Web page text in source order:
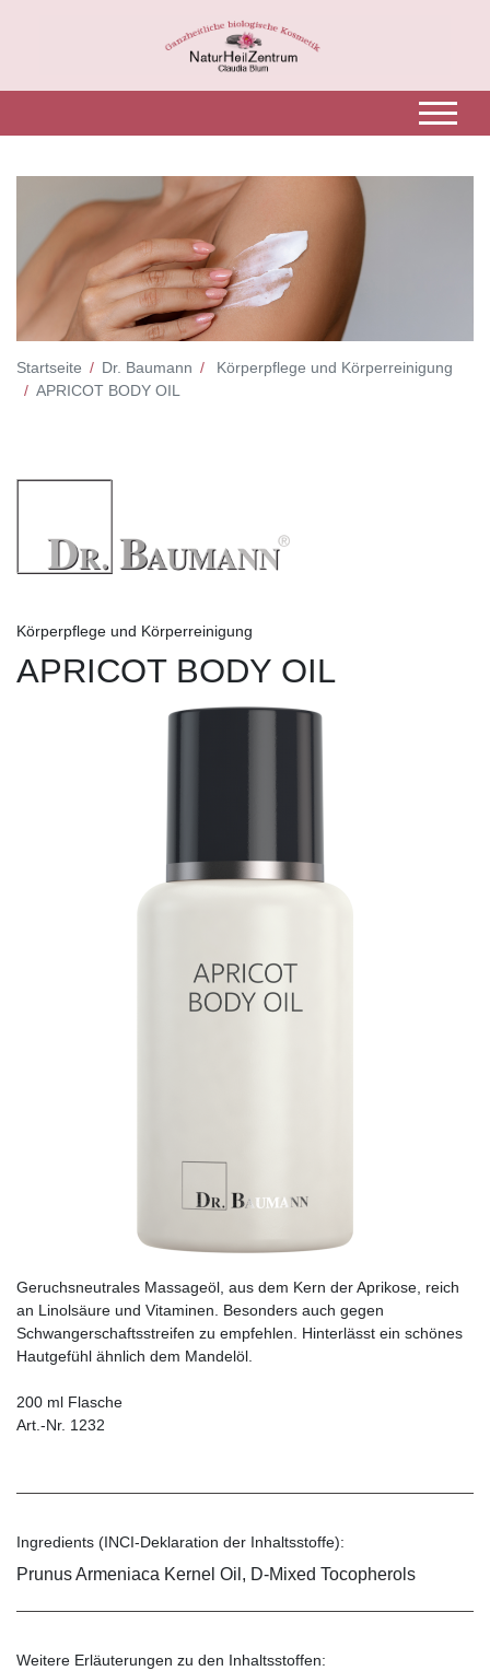
Startseite Dr. Baumann
Körperpflege und Körperreinigung
APRICOT BODY OIL
Körperpflege und Körperreinigung
APRICOT BODY OIL
Geruchsneutrales Massageöl, aus dem Kern der Aprikose, reich
an Linolsäure und Vitaminen. Besonders auch gegen
Schwangerschaftsstreifen zu empfehlen. Hinterlässt ein schönes
Hautgefühl ähnlich dem Mandelöl.
200 ml Flasche
Art.-Nr. 1232
Ingredients (INCI-Deklaration der Inhaltsstoffe):
Prunus Armeniaca Kernel Oil, D-Mixed Tocopherols
Weitere Erläuterungen zu den Inhaltsstoffen: